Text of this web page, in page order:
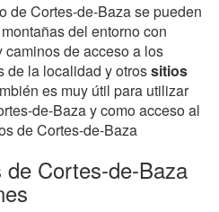
de Cortes-de-Baza se pueden
del entorno con
caminos de acceso a los
de la localidad y otrossitios
es muy útil para utilizar
de-Baza y como acceso al
de Cortes-de-Baza
Cortes-de-Baza